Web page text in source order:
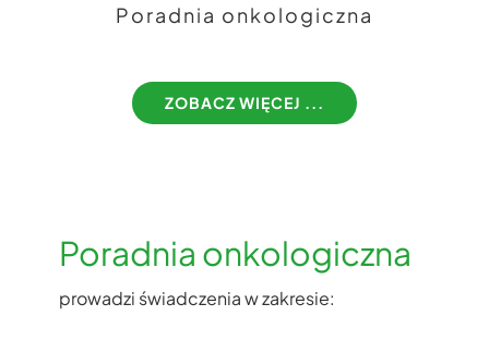
​Poradnia onkologiczna
ZOBACZ WIĘCEJ ...​
Poradnia onkologiczna
prowadzi świadczenia w zakresie: